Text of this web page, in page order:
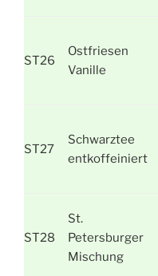
ST26
Ostfriesen
Vanille
ST27
Schwarztee
entkoffeiniert
ST28
St.
Petersburger
Mischung